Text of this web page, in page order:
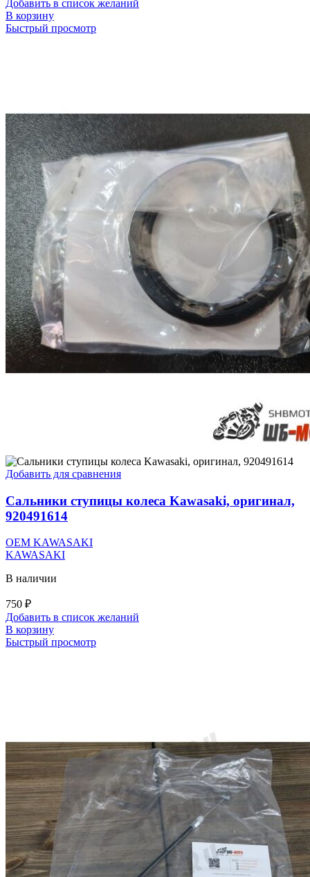
Добавить в список желаний
В корзину
Быстрый просмотр
Добавить для сравнения
Сальники ступицы колеса Kawasaki, оригинал,
920491614
OEM KAWASAKI
KAWASAKI
В наличии
750 ₽
Добавить в список желаний
В корзину
Быстрый просмотр